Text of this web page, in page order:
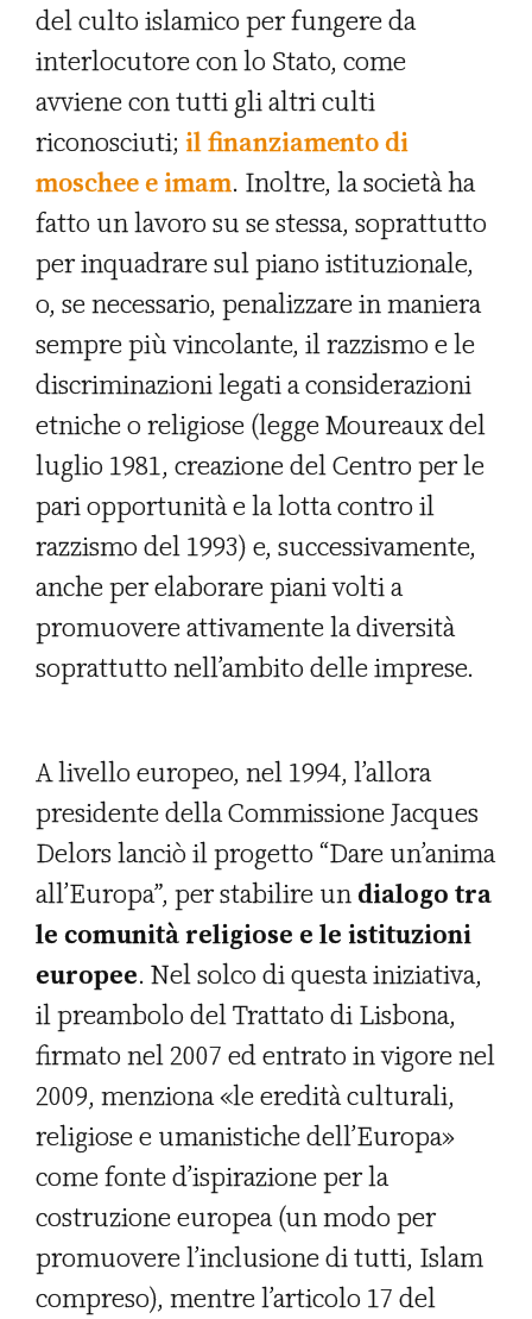
del culto islamico per fungere da
interlocutore con lo Stato, come
avviene con tutti gli altri culti
riconosciuti; il finanziamento di
moschee e imam. Inoltre, la società ha
fatto un lavoro su se stessa, soprattutto
per inquadrare sul piano istituzionale,
o, se necessario, penalizzare in maniera
sempre più vincolante, il razzismo e le
discriminazioni legati a considerazioni
etniche o religiose (legge Moureaux del
luglio 1981, creazione del Centro per le
pari opportunità e la lotta contro il
razzismo del 1993) e, successivamente,
anche per elaborare piani volti a
promuovere attivamente la diversità
soprattutto nell’ambito delle imprese.
A livello europeo, nel 1994, l’allora
presidente della Commissione Jacques
Delors lanciò il progetto “Dare un’anima
all’Europa”, per stabilire undialogo tra
le comunità religiose e le istituzioni
europee. Nel solco di questa iniziativa,
il preambolo del Trattato di Lisbona,
firmato nel 2007 ed entrato in vigore nel
2009, menziona «le eredità culturali,
religiose e umanistiche dell’Europa»
come fonte d’ispirazione per la
costruzione europea (un modo per
promuovere l’inclusione di tutti, Islam
compreso), mentre l’articolo 17 del